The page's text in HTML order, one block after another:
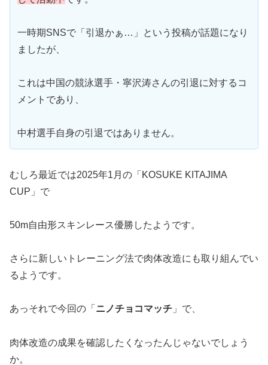
一時期SNSで「引退かぁ…」という投稿が話題になり
ましたが、
これは中国の競泳選手・寧沢涛さんの引退に対するコ
メントであり、
中村選手自身の引退ではありません。
むしろ最近では2025年1月の「KOSUKE KITAJIMA
CUP」で
50m自由形スキンレース優勝したようです。
さらに新しいトレーニング法で肉体改造にも取り組んでい
るようです。
あっそれで今回の「 ニノチョコマッチ 」で、
肉体改造の成果を確認したくなったんじゃないでしょう
か。